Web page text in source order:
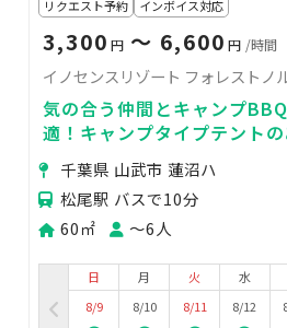
リクエスト予約 インボイス対応
3,300 円 〜 6,600 円 /時間
イノセンスリゾート フォレストノ
気の合う仲間とキャンプ
適！キャンプタイプテント
スペース。ターフ付きで全天
能。千葉県 山武市 蓮沼ハ
松尾駅 バスで10分
60㎡
〜6人
日
8/9
月
8/10
火
8/11
水
8/12